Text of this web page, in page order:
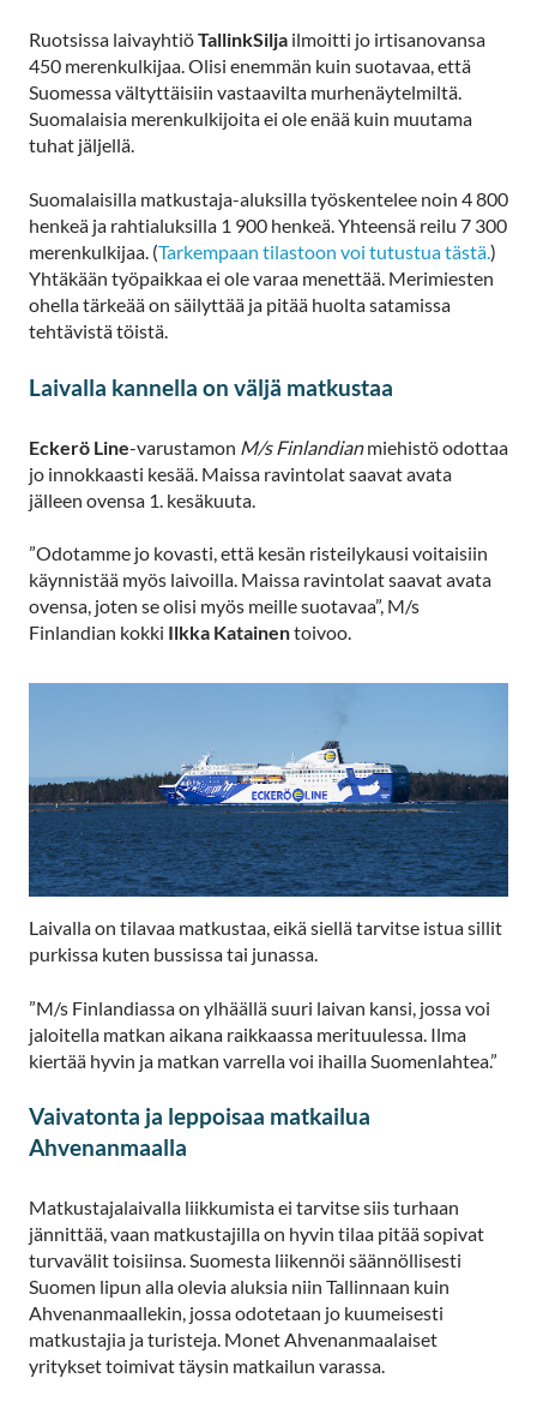
Ruotsissa laivayhtiöTallinkSilja ilmoitti jo irtisanovansa
450 merenkulkijaa. Olisi enemmän kuin suotavaa, että
Suomessa vältyttäisiin vastaavilta murhenäytelmiltä.
Suomalaisia merenkulkijoita ei ole enää kuin muutama
tuhat jäljellä.
Suomalaisilla matkustaja-aluksilla työskentelee noin 4 800
henkeä ja rahtialuksilla 1 900 henkeä. Yhteensä reilu 7 300
merenkulkijaa. (Tarkempaan tilastoon voi tutustua tästä.)
Yhtäkään työpaikkaa ei ole varaa menettää. Merimiesten
ohella tärkeää on säilyttää ja pitää huolta satamissa
tehtävistä töistä.
Laivalla kannella on väljä matkustaa
Eckerö Line-varustamon M/s Finlandianmiehistö odottaa
jo innokkaasti kesää. Maissa ravintolat saavat avata
jälleen ovensa 1. kesäkuuta.
”Odotamme jo kovasti, että kesän risteilykausi voitaisiin
käynnistää myös laivoilla. Maissa ravintolat saavat avata
ovensa, joten se olisi myös meille suotavaa”, M/s
Finlandian kokki Ilkka Katainentoivoo.
Laivalla on tilavaa matkustaa, eikä siellä tarvitse istua sillit
purkissa kuten bussissa tai junassa.
”M/s Finlandiassa on ylhäällä suuri laivan kansi, jossa voi
jaloitella matkan aikana raikkaassa merituulessa. Ilma
kiertää hyvin ja matkan varrella voi ihailla Suomenlahtea.”
Vaivatonta ja leppoisaa matkailua
Ahvenanmaalla
Matkustajalaivalla liikkumista ei tarvitse siis turhaan
jännittää, vaan matkustajilla on hyvin tilaa pitää sopivat
turvavälit toisiinsa. Suomesta liikennöi säännöllisesti
Suomen lipun alla olevia aluksia niin Tallinnaan kuin
Ahvenanmaallekin, jossa odotetaan jo kuumeisesti
matkustajia ja turisteja. Monet Ahvenanmaalaiset
yritykset toimivat täysin matkailun varassa.